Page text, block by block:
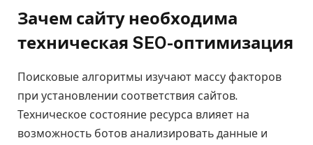
Зачем сайту необходима
техническая SEO-оптимизация
Поисковые алгоритмы изучают массу факторов
при установлении соответствия сайтов.
Техническое состояние ресурса влияет на
возможность ботов анализировать данные и